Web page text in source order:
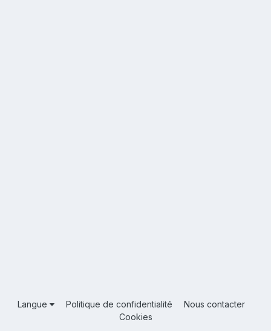
Langue Politique de confidentialité
Nous contacter
Cookies